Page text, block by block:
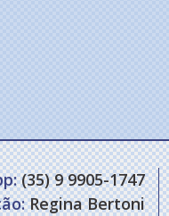
(35) 9 9905-1747
Regina Bertoni